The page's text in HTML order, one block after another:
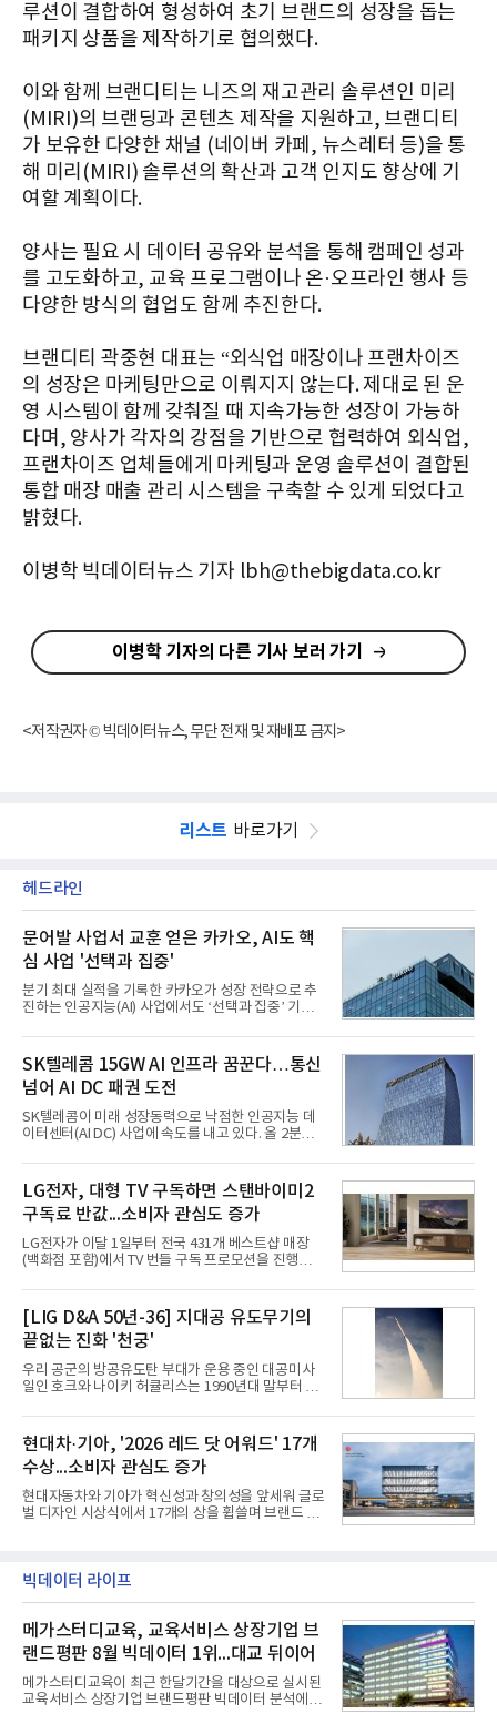
루션이 결합하여 형성하여 초기 브랜드의 성장을 돕는
패키지 상품을 제작하기로 협의했다.
이와 함께 브랜디티는 니즈의 재고관리 솔루션인 미리
(MIRI)의 브랜딩과 콘텐츠 제작을 지원하고, 브랜디티
가 보유한 다양한 채널 (네이버 카페, 뉴스레터 등)을 통
해 미리(MIRI) 솔루션의 확산과 고객 인지도 향상에 기
여할 계획이다.
양사는 필요 시 데이터 공유와 분석을 통해 캠페인 성과
를 고도화하고, 교육 프로그램이나 온·오프라인 행사 등
다양한 방식의 협업도 함께 추진한다.
브랜디티 곽중현 대표는 “외식업 매장이나 프랜차이즈
의 성장은 마케팅만으로 이뤄지지 않는다. 제대로 된 운
영 시스템이 함께 갖춰질 때 지속가능한 성장이 가능하
다며, 양사가 각자의 강점을 기반으로 협력하여 외식업,
프랜차이즈 업체들에게 마케팅과 운영 솔루션이 결합된
통합 매장 매출 관리 시스템을 구축할 수 있게 되었다고
밝혔다.
이병학 빅데이터뉴스 기자 lbh@thebigdata.co.kr
이병학 기자의 다른 기사 보러 가기
<저작권자 © 빅데이터뉴스, 무단 전재 및 재배포 금지>
리스트 바로가기
헤드라인
문어발 사업서 교훈 얻은 카카오, AI도 핵
심 사업 '선택과 집중'
분기 최대 실적을 기록한 카카오가 성장 전략으로 추
진하는 인공지능(AI) 사업에서도 ‘선택과 집중’ 기조
라 투자에 나서는 것과 달리, 카카오는 ‘카카오톡’이
라는 플랫폼 경쟁력을 활용한 AI 에이전트 서비스에
집중하는 전략이다. 과거 무리한 사업 확장 과정에서
겪었던 시행착오를 되풀이하지 않고 핵심 역량에 집
중하겠다는 취지로 풀이된다.7일 업계에 따르면 카카
오는 올해 2분기 연결 기준 매출 2조985억원, 영업이
익 2770억원을 기록했다. 전년 동기 대비 매출과 영업
은 4884억
SK텔레콤 15GW AI 인프라 꿈꾼다…통신
넘어 AI DC 패권 도전
SK텔레콤이 미래 성장동력으로 낙점한 인공지능 데
이터센터(AI DC) 사업에 속도를 내고 있다. 올 2분기
는 2035년까지 총 15GW(기가와트) 규모의 AI DC를
구축하겠다는 대형 청사진을 제시하면서다. 이에 따
라 경쟁 구도 역시 이동통신사인 KT, LG유플러스를
넘어 네이버, 삼성SDS 등 IT 인프라 기업으로 확장되
고 있다.7일 SK텔레콤에 따르면 회사는 올해 2분기
연결 기준 매출 4조 3591억원, 영업이익 5660억원을
기록했다. 매출은 전년 동기 대비 0.5%, 영업이익은
따른 기저효과가 실
LG전자, 대형 TV 구독하면 스탠바이미2
구독료 반값...소비자 관심도 증가
LG전자가 이달 1일부터 전국 431개 베스트샵 매장
(백화점 포함)에서 TV 번들 구독 프로모션을 진행하고
인해주는 프로모션이다.대상 제품은 65·77·83형 올
레드, 75·86·100형 마이크로 RGB, 75·86형 미니
RGB 등 거실용 TV로 인기가 높은 베스트셀러 TV 20
개 모델이며, 동시 구독 계약 시 스탠바이미2(모델명
27LX6TPGA) 구독료를 50% 할인 받을 수 있다. 프로
모션 대상 모델과 혜택, 구독료 등 프로모션 세부 사항
은 베스트샵 판매 매니저에게 문의하면 자세히 안내
등으로 이전
[LIG D&A 50년-36] 지대공 유도무기의
끝없는 진화 '천궁'
우리 공군의 방공유도탄 부대가 운용 중인 대공미사
일인 호크와 나이키 허큘리스는 1990년대 말부터 성
기존 미사일체계를 대체할 중고도 및 중거리 대공미
사일을 개발하기로 결정했다.처음 KM-SAM 사업으로
불린 이 사업의 명칭은 호크(Iron Hawk, 철매)를 대체
한다는 의미에서 ‘철매Ⅱ’ 로 정해졌다. 철매Ⅱ 개발
사업은 미사일체계 완성 후인 2011년 ‘천궁(天弓)’으
로 다시 장비명이 바뀌었다. 17개 업체와 관련 기관이
참여한 가운데 LIG 넥스원은 탐색 개발에서 체계개발
인 천궁
현대차·기아, '2026 레드 닷 어워드' 17개
수상...소비자 관심도 증가
현대자동차와 기아가 혁신성과 창의성을 앞세워 글로
벌 디자인 시상식에서 17개의 상을 휩쓸며 브랜드 경
Communication Design)'에서 최우수상 2개, 본상
손꼽히는 세계 최대 규모의 디자인 공모전이다. 독일
노르트라인 베스트팔렌 디자인센터(Design
Zentrum Nordrhein Westfalen)가 주관해 매년 ▲
제품 디자인 ▲브랜드 & 커뮤니케이션 디자인 ▲디
자인 콘셉트 각 부문에서 우수한
빅데이터 라이프
메가스터디교육, 교육서비스 상장기업 브
랜드평판 8월 빅데이터 1위...대교 뒤이어
메가스터디교육이 최근 한달기간을 대상으로 실시된
교육서비스 상장기업 브랜드평판 빅데이터 분석에서